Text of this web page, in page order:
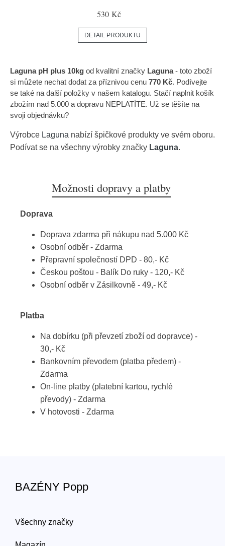
530 Kč
DETAIL PRODUKTU
Laguna pH plus 10kg od kvalitní značky Laguna- toto zboží
si můžete nechat dodat za příznivou cenu 770 Kč. Podívejte
se také na další položky v našem katalogu. Stačí naplnit košík
zbožím nad 5.000 a dopravu NEPLATÍTE. Už se těšíte na
svoji objednávku?
Výrobce Laguna nabízí špičkové produkty ve svém oboru.
Podívat se na všechny výrobky značky Laguna.
Možnosti dopravy a platby
Doprava
Doprava zdarma při nákupu nad 5.000 Kč
Osobní odběr - Zdarma
Přepravní společností DPD - 80,- Kč
Českou poštou - Balík Do ruky - 120,- Kč
Osobní odběr v Zásilkovně - 49,- Kč
Platba
Na dobírku (při převzetí zboží od dopravce) -
30,- Kč
Bankovním převodem (platba předem) -
Zdarma
On-line platby (platební kartou, rychlé
převody) - Zdarma
V hotovosti - Zdarma
BAZÉNY Popp
Všechny značky